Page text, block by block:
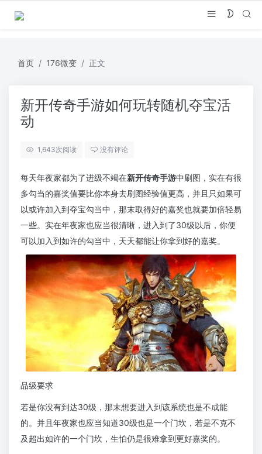
首页 176微变 正文
新开传奇手游如何玩转随机夺宝活
动
1,643次阅读 没有评论
每天年夜家都为了进级不竭在新开传奇手游中刷图，实在有很
多勾当的嘉奖值要比你本身去刷图经验值更高，并且只如果可
以或许加入到夺宝勾当中，那末取得好的嘉奖也就要加倍轻易
一些。实在年夜家也应当很清晰，进入到了30级以后，你便
可以加入到如许的勾当中，天天都能让你拿到好的嘉奖。
品级要求
若是你没有到达30级，那末想要进入到该系统也是不成能
的。并且年夜家也应当知道30级也是一个门坎，若是不克不
及超出如许的一个门坎，生怕仍是很难拿到更好嘉奖的。